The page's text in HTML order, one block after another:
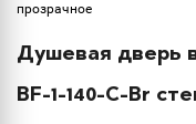
прозрачное
Душевая дверь
BF-1-140-C-Br